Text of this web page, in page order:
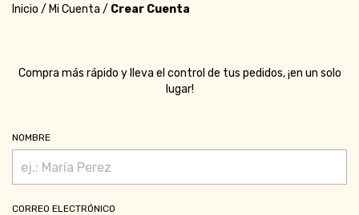
Inicio / Mi Cuenta / Crear Cuenta
Compra más rápido y lleva el control de tus pedidos, ¡en un solo
lugar!
NOMBRE
CORREO ELECTRÓNICO